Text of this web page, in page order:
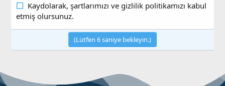
Kaydolarak, şartlarımızı ve gizlilik politikamızı kabul
etmiş olursunuz.
(Lütfen 5saniye bekleyin.)